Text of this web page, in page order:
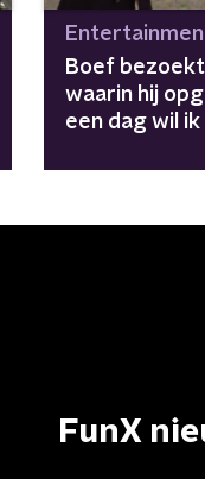
Boef
waarin hij
een dag wil
FunX